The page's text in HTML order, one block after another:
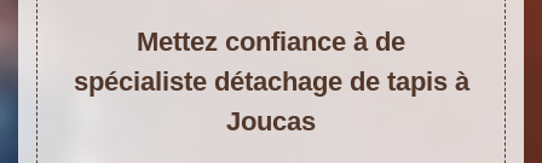
Mettez confiance à de
spécialiste détachage de tapis à
Joucas